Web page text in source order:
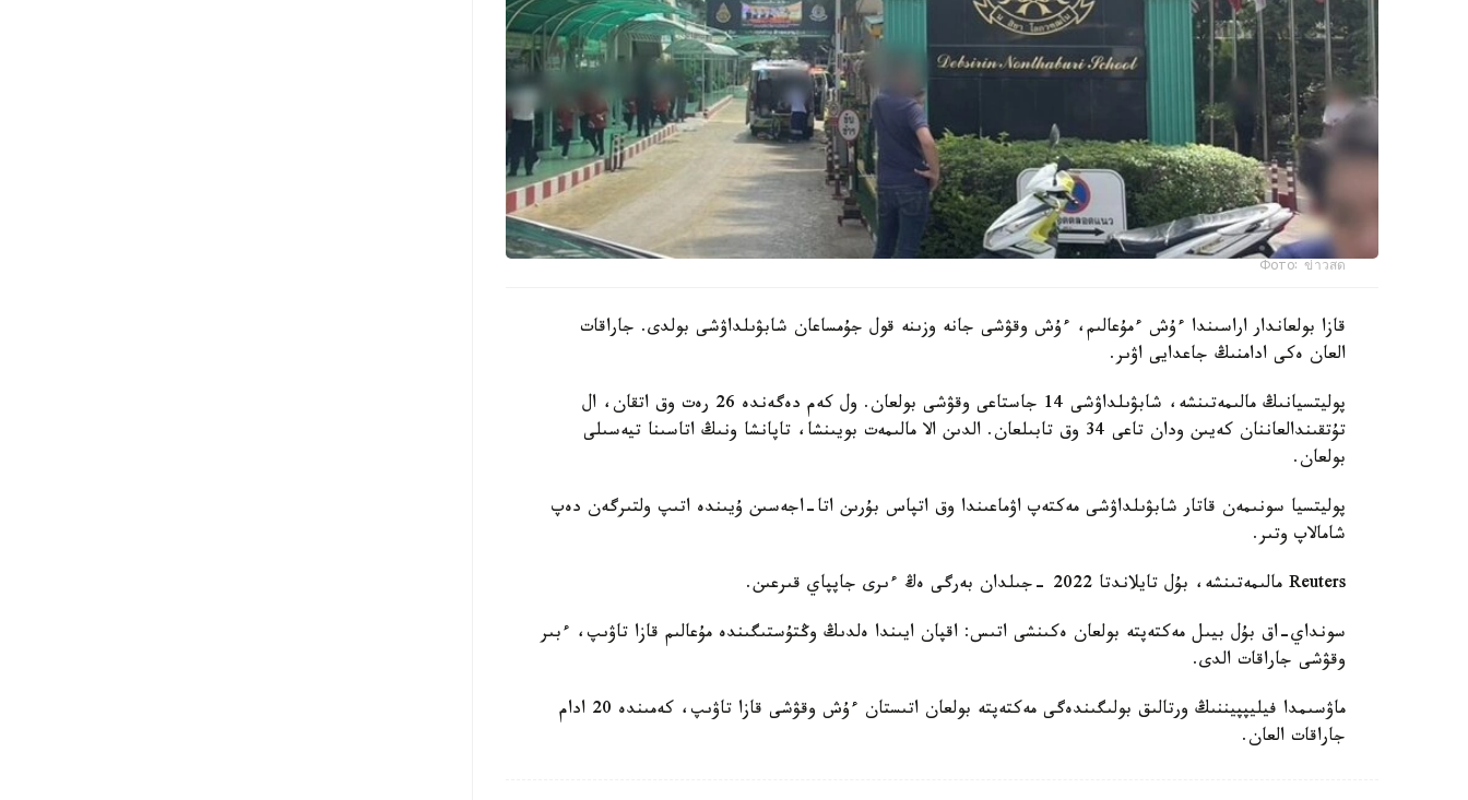
Фото: ข่าวสด
قازا بولعاندار اراسىندا ءۇش ءمۇعالىم، ءۇش وقۋشى جانە وزىنە قول جۇمساعان شابۋىلداۋشى بولدى. جاراقات
العان ەكى ادامنىڭ جاعدايى اۋىر.
پوليتسيانىڭ مالىمەتىنشە، شابۋىلداۋشى 14 جاستاعى وقۋشى بولعان. ول كەم دەگەندە 26 رەت وق اتقان، ال
تۇتقىندالعاننان كەيىن ودان تاعى 34 وق تابىلعان. الدىن الا مالىمەت بويىنشا، تاپانشا ونىڭ اتاسىنا تيەسىلى
بولعان.
پوليتسيا سونىمەن قاتار شابۋىلداۋشى مەكتەپ اۋماعىندا وق اتپاس بۇرىن اتا-اجەسىن ۇيىندە اتىپ ولتىرگەن دەپ
شامالاپ وتىر.
Reuters مالىمەتىنشە، بۇل تايلاندتا 2022 -جىلدان بەرگى ەڭ ءىرى جاپپاي قىرعىن.
سونداي-اق بۇل بيىل مەكتەپتە بولعان ەكىنشى اتىس: اقپان ايىندا ەلدىڭ وڭتۇستىگىندە مۇعالىم قازا تاۋىپ، ءبىر
وقۋشى جاراقات الدى.
ماۋسىمدا فيليپپيننىڭ ورتالىق بولىگىندەگى مەكتەپتە بولعان اتىستان ءۇش وقۋشى قازا تاۋىپ، كەمىندە 20 ادام
جاراقات العان.